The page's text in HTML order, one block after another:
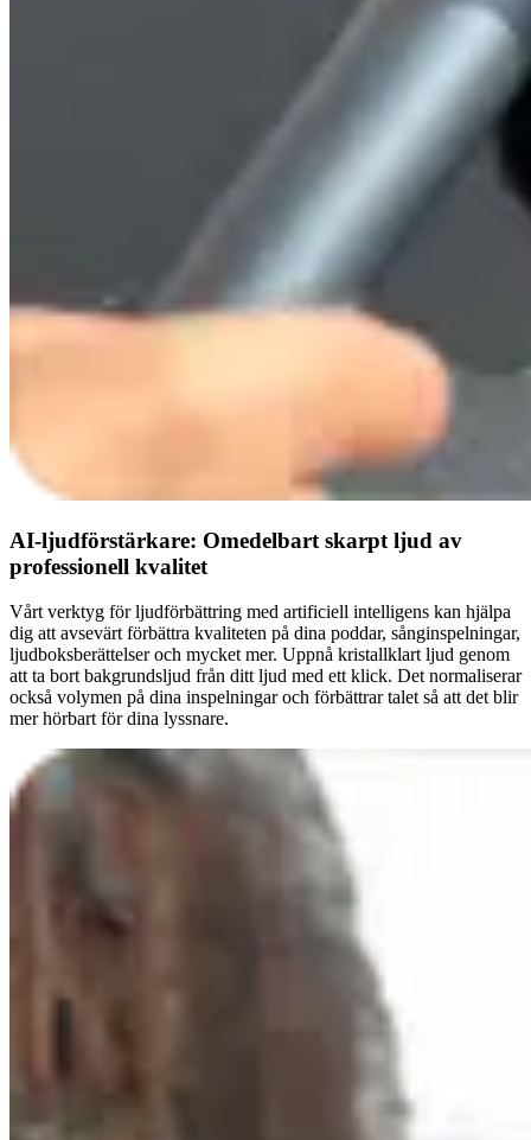
AI-ljudförstärkare: Omedelbart skarpt ljud av
professionell kvalitet
Vårt verktyg för ljudförbättring med artificiell intelligens kan hjälpa
dig att avsevärt förbättra kvaliteten på dina poddar, sånginspelningar,
ljudboksberättelser och mycket mer. Uppnå kristallklart ljud genom
att ta bort bakgrundsljud från ditt ljud med ett klick. Det normaliserar
också volymen på dina inspelningar och förbättrar talet så att det blir
mer hörbart för dina lyssnare.